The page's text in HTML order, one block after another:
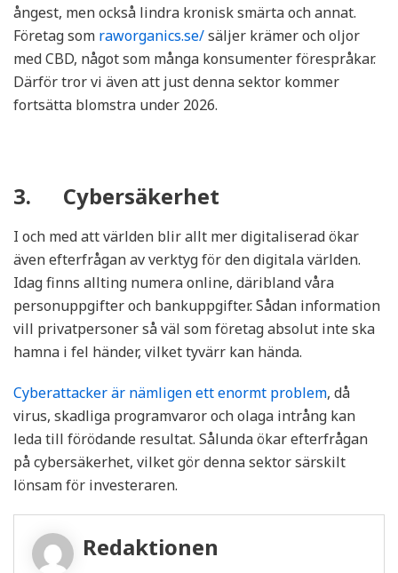
ångest, men också lindra kronisk smärta och annat.
Företag som raworganics.se/säljer krämer och oljor
med CBD, något som många konsumenter förespråkar.
Därför tror vi även att just denna sektor kommer
fortsätta blomstra under 2026.
3. Cybersäkerhet
I och med att världen blir allt mer digitaliserad ökar
även efterfrågan av verktyg för den digitala världen.
Idag finns allting numera online, däribland våra
personuppgifter och bankuppgifter. Sådan information
vill privatpersoner så väl som företag absolut inte ska
hamna i fel händer, vilket tyvärr kan hända.
Cyberattacker är nämligen ett enormt problem, då
virus, skadliga programvaror och olaga intrång kan
leda till förödande resultat. Sålunda ökar efterfrågan
på cybersäkerhet, vilket gör denna sektor särskilt
lönsam för investeraren.
Redaktionen